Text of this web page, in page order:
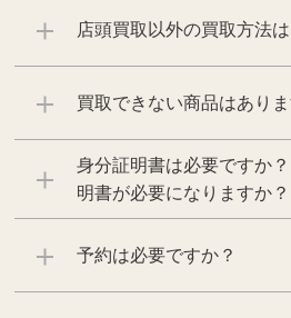
店頭買取以外の買取方法
買取できない商品はありま
身分証明書は必要ですか
明書が必要になりますか？
予約は必要ですか？